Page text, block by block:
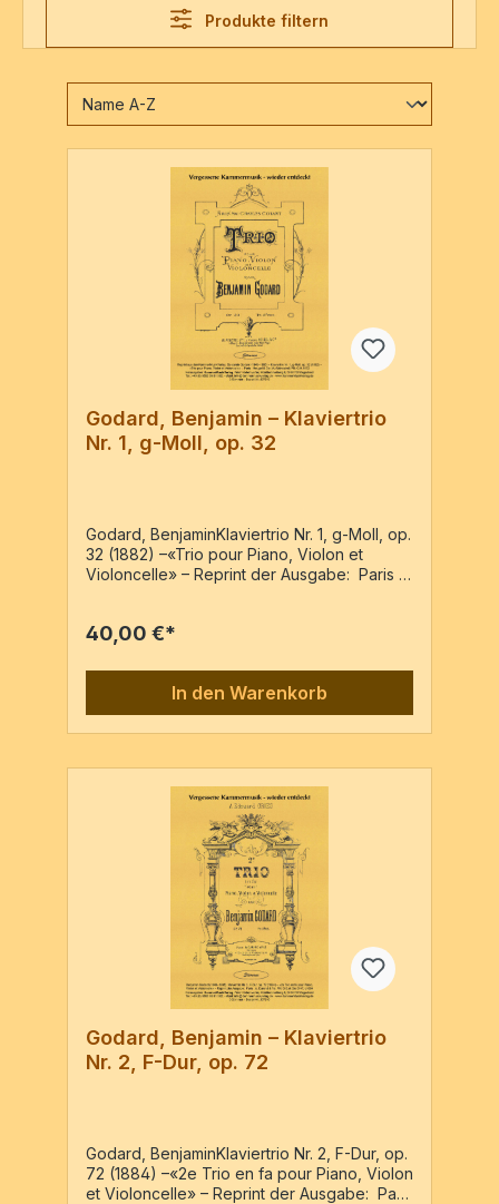
Produkte filtern
Godard, Benjamin – Klaviertrio
Nr. 1, g-Moll, op. 32
Godard, BenjaminKlaviertrio Nr. 1, g-Moll, op.
32 (1882) –«Trio pour Piano, Violon et
Violoncelle» – Reprint der Ausgabe: Paris :
40,00 €*
In den Warenkorb
Godard, Benjamin – Klaviertrio
Nr. 2, F-Dur, op. 72
Godard, BenjaminKlaviertrio Nr. 2, F-Dur, op.
72 (1884) –«2e Trio en fa pour Piano, Violon
et Violoncelle» – Reprint der Ausgabe: Paris